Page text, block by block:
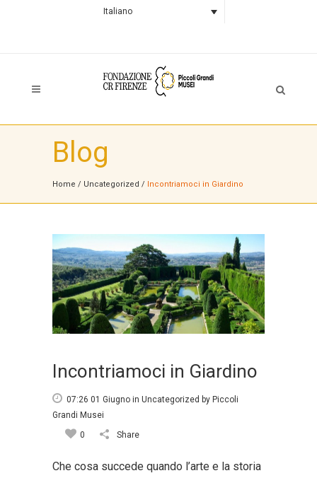
Italiano
Blog
Home / Uncategorized / Incontriamoci in Giardino
Incontriamoci in Giardino
07:26 01 Giugno in Uncategorized by Piccoli
Grandi Musei
0
Share
Che cosa succede quando l’arte e la storia